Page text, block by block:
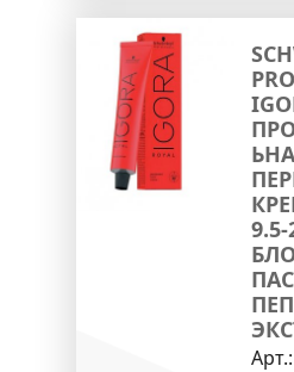
Арт.: